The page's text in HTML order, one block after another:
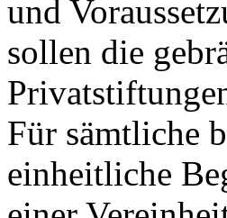
und
sollen die
Für sämtliche
einheitliche